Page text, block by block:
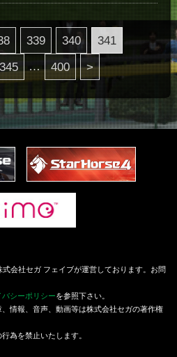
339 340 341
… 400 >
式会社セガ フェイブが運営しております。お問
バシーポリシーを参照下さい。
情報、音声、動画等は株式会社セガの著作権
為を禁止いたします。